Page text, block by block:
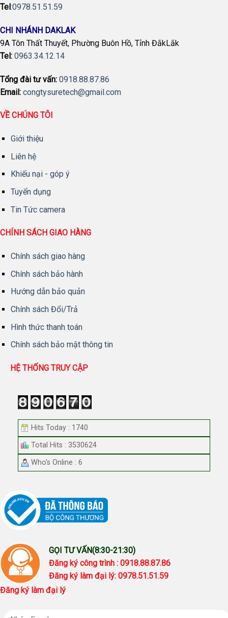
Tel:0978.51.51.59
CHI NHÁNH DAKLAK
9A Tôn Thất Thuyết, Phường Buôn Hồ, Tỉnh ĐắkLắk
Tel: 0963.34.12.14
Tổng đài tư vấn: 0918.88.87.86
Email: congtysuretech@gmail.com
VỀ CHÚNG TÔI
Giới thiệu
Liên hệ
Khiếu nại - góp ý
Tuyển dụng
Tin Tức camera
CHÍNH SÁCH GIAO HÀNG
Chính sách giao hàng
Chính sách bảo hành
Hướng dẫn bảo quản
Chính sách Đổi/Trả
Hình thức thanh toán
Chính sách bảo mật thông tin
HỆ THỐNG TRUY CẬP
Hits Today : 1740
Total Hits : 3530624
Who's Online : 6
GỌI TƯ VẤN(8:30-21:30)
Đăng ký công trình : 0918.88.87.86
Đăng ký làm đại lý: 0978.51.51.59
Đăng ký làm đại lý